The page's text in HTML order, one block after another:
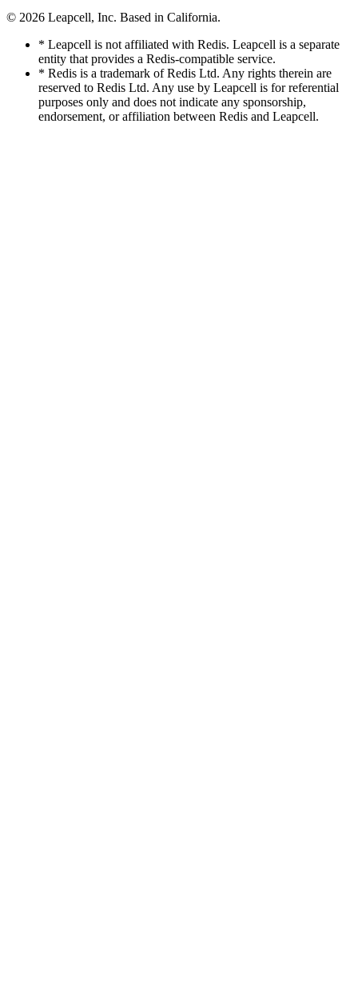
© 2026 Leapcell, Inc. Based in California.
* Leapcell is not affiliated with Redis. Leapcell is a separate
entity that provides a Redis-compatible service.
* Redis is a trademark of Redis Ltd. Any rights therein are
reserved to Redis Ltd. Any use by Leapcell is for referential
purposes only and does not indicate any sponsorship,
endorsement, or affiliation between Redis and Leapcell.